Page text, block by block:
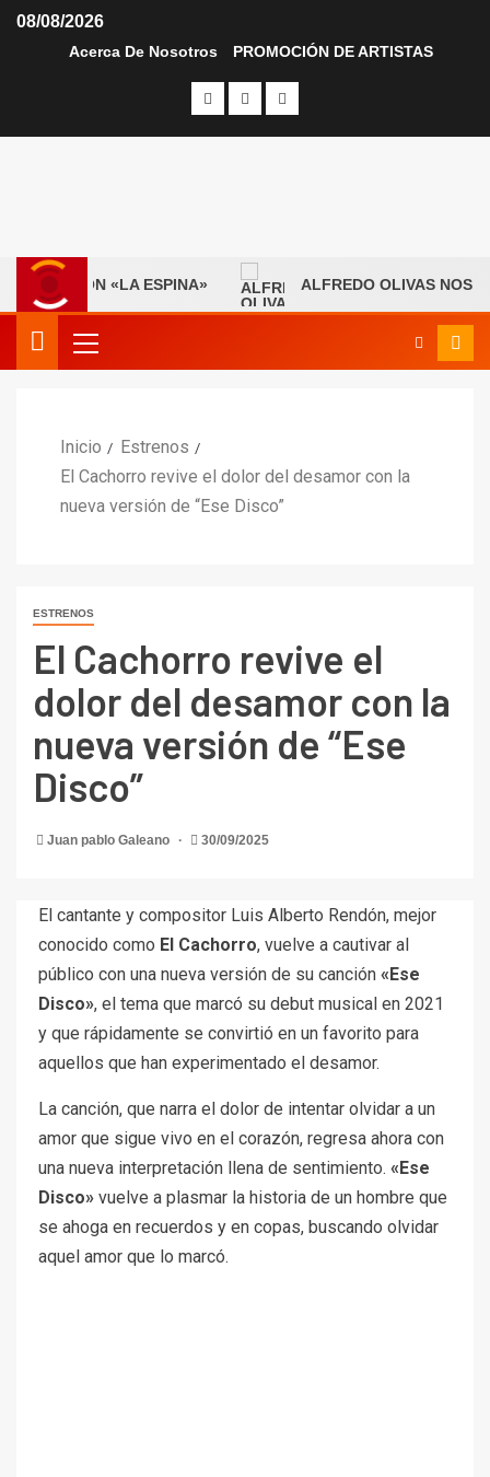
08/08/2026
Acerca De Nosotros PROMOCIÓN DE ARTISTAS
CON «LA ESPINA» ALFREDO OLIVAS NOS
Inicio
Estrenos
El Cachorro revive el dolor del desamor con la
nueva versión de “Ese Disco”
ESTRENOS
El Cachorro revive el
dolor del desamor con la
nueva versión de “Ese
Disco”
Juan pablo Galeano 30/09/2025
El cantante y compositor Luis Alberto Rendón, mejor
conocido como El Cachorro, vuelve a cautivar al
público con una nueva versión de su canción «Ese
Disco», el tema que marcó su debut musical en 2021
y que rápidamente se convirtió en un favorito para
aquellos que han experimentado el desamor.
La canción, que narra el dolor de intentar olvidar a un
amor que sigue vivo en el corazón, regresa ahora con
una nueva interpretación llena de sentimiento. «Ese
Disco» vuelve a plasmar la historia de un hombre que
se ahoga en recuerdos y en copas, buscando olvidar
aquel amor que lo marcó.